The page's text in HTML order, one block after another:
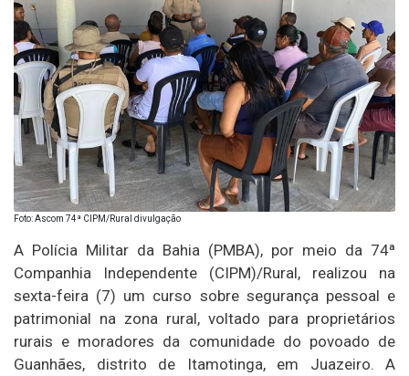
Foto: Ascom 74ª CIPM/Rural divulgação
A Polícia Militar da Bahia (PMBA), por meio da 74ª
Companhia Independente (CIPM)/Rural, realizou na
sexta-feira (7) um curso sobre segurança pessoal e
patrimonial na zona rural, voltado para proprietários
rurais e moradores da comunidade do povoado de
Guanhães, distrito de Itamotinga, em Juazeiro. A